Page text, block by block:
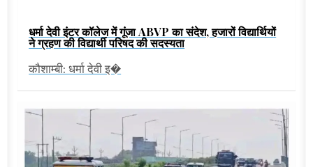
धर्मा देवी इंटर कॉलेज में गूंजा ABVP का संदेश, हजारों विद्यार्थियों
ने ग्रहण की विद्यार्थी परिषद की सदस्यता
कौशाम्बी: धर्मा देवी इ�